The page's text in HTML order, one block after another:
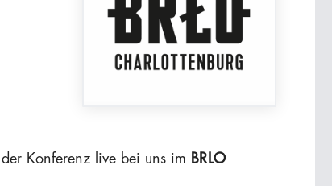
Konferenz live bei uns im BRLO